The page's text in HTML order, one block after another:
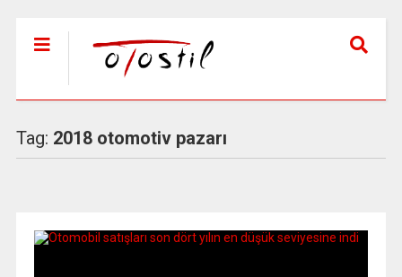
Tag: 2018 otomotiv pazarı